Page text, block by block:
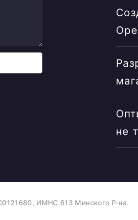
не
ИМНС 613 Минского Р-на.